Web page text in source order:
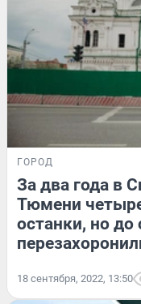
ГОРОД
За два года в
Тюмени
останки, но до
18 сентября, 2022, 13:50